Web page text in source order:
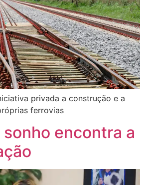
privada a construção e a
ferrovias
encontra a